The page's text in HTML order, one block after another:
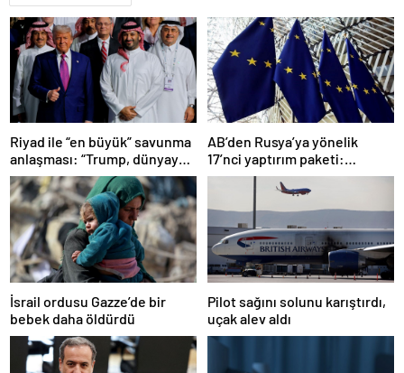
Riyad ile “en büyük” savunma
anlaşması: “Trump, dünyaya
bir mesaj gönderdi”
AB’den Rusya’ya yönelik
17’nci yaptırım paketi:
Uzlaşmaya varıldı
İsrail ordusu Gazze’de bir
bebek daha öldürdü
Pilot sağını solunu karıştırdı,
uçak alev aldı